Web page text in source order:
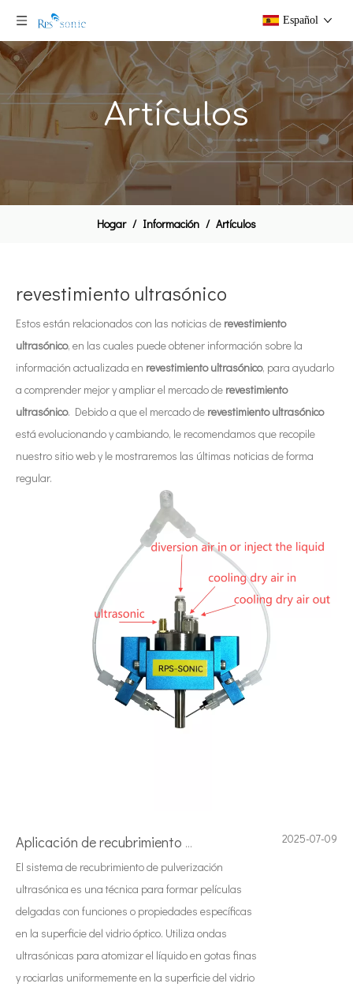
Español
Artículos
Hogar / Información / Artículos
revestimiento ultrasónico
Estos están relacionados con las noticias de revestimiento
ultrasónico, en las cuales puede obtener información sobre la
información actualizada en revestimiento ultrasónico, para ayudarlo
a comprender mejor y ampliar el mercado de revestimiento
ultrasónico. Debido a que el mercado de revestimiento ultrasónico
está evolucionando y cambiando, le recomendamos que recopile
nuestro sitio web y le mostraremos las últimas noticias de forma
regular.
Aplicación de recubrimiento con aerosol ultrasónico
El sistema de recubrimiento de pulverización
ultrasónica es una técnica para formar películas
delgadas con funciones o propiedades específicas
en la superficie del vidrio óptico. Utiliza ondas
ultrasónicas para atomizar el líquido en gotas finas
y rociarlas uniformemente en la superficie del vidrio
2025-07-09